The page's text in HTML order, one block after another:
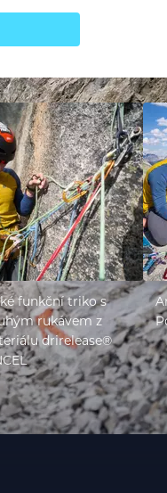
funkční triko s
rukávem z
drirelease®